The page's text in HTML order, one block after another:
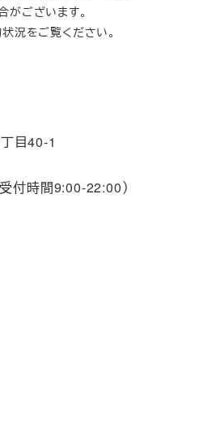
がございます。
況をご覧ください。
目40-1
付時間9:00-22:00）